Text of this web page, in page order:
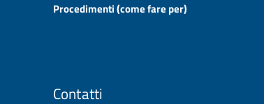
Procedimenti (come fare per)
Contatti